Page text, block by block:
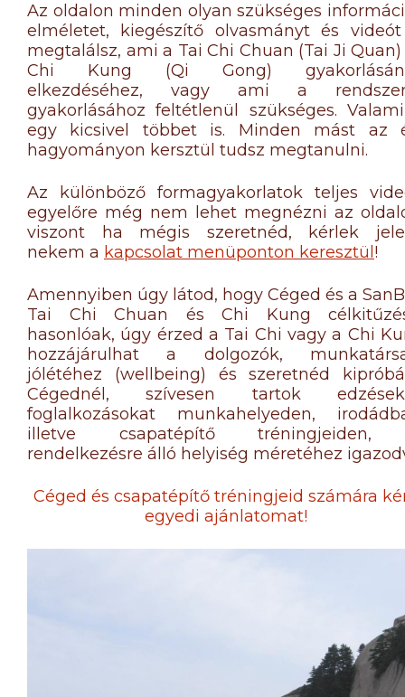
Az oldalon minden olyan szükséges
elméletet, kiegészítő olvasmányt és
megtalálsz, ami a Tai Chi Chuan (Tai Ji Quan)
Chi Kung (Qi Gong)
elkezdéséhez, vagy ami a
gyakorlásához feltétlenül szükséges.
egy kicsivel többet is. Minden mást az
hagyományon kersztül tudsz megtanulni.
Az különböző formagyakorlatok teljes
egyelőre még nem lehet megnézni az
viszont ha mégis szeretnéd, kérlek
nekem a kapcsolat menüponton keresztül !
Amennyiben úgy látod, hogy Céged és a
Tai Chi Chuan és Chi Kung
hasonlóak, úgy érzed a Tai Chi vagy a Chi
hozzájárulhat a dolgozók,
jólétéhez (wellbeing) és szeretnéd
Cégednél, szívesen tartok
foglalkozásokat munkahelyeden,
illetve csapatépítő
rendelkezésre álló helyiség méretéhez
Céged és csapatépítő tréningjeid számára
egyedi ajánlatomat!